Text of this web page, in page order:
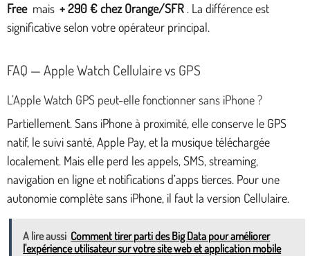
Free mais + 290 € chez Orange/SFR . La différence est
significative selon votre opérateur principal.
FAQ — Apple Watch Cellulaire vs GPS
L’Apple Watch GPS peut-elle fonctionner sans iPhone ?
Partiellement. Sans iPhone à proximité, elle conserve le GPS
natif, le suivi santé, Apple Pay, et la musique téléchargée
localement. Mais elle perd les appels, SMS, streaming,
navigation en ligne et notifications d’apps tierces. Pour une
autonomie complète sans iPhone, il faut la version Cellulaire.
A lire aussi Comment tirer parti des Big Data pour améliorer
l'expérience utilisateur sur votre site web et application mobile